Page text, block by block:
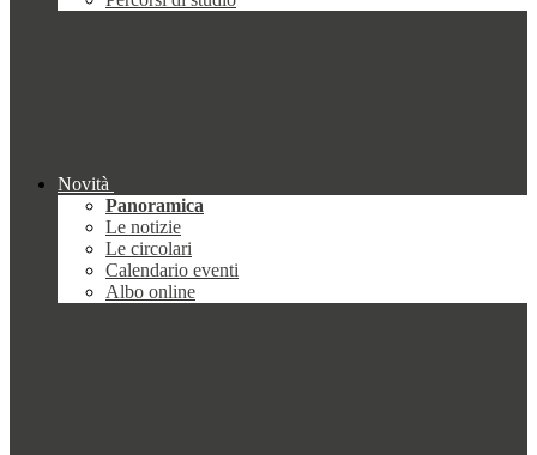
Novità
Panoramica
Le notizie
Le circolari
Calendario eventi
Albo online